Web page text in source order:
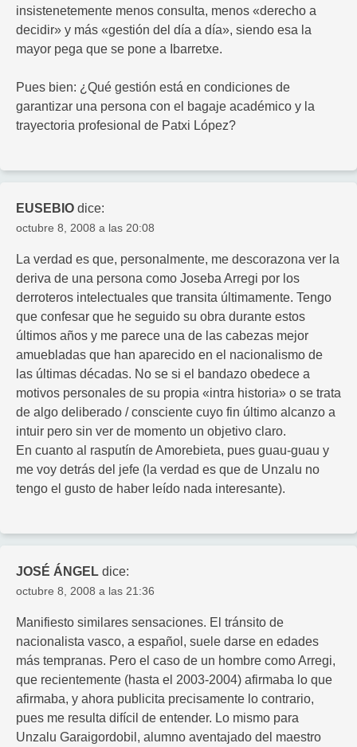
insistenetemente menos consulta, menos «derecho a
decidir» y más «gestión del día a día», siendo esa la
mayor pega que se pone a Ibarretxe.
Pues bien: ¿Qué gestión está en condiciones de
garantizar una persona con el bagaje académico y la
trayectoria profesional de Patxi López?
EUSEBIO dice:
octubre 8, 2008 a las 20:08
La verdad es que, personalmente, me descorazona ver la
deriva de una persona como Joseba Arregi por los
derroteros intelectuales que transita últimamente. Tengo
que confesar que he seguido su obra durante estos
últimos años y me parece una de las cabezas mejor
amuebladas que han aparecido en el nacionalismo de
las últimas décadas. No se si el bandazo obedece a
motivos personales de su propia «intra historia» o se trata
de algo deliberado / consciente cuyo fin último alcanzo a
intuir pero sin ver de momento un objetivo claro.
En cuanto al rasputín de Amorebieta, pues guau-guau y
me voy detrás del jefe (la verdad es que de Unzalu no
tengo el gusto de haber leído nada interesante).
JOSÉ ÁNGEL dice:
octubre 8, 2008 a las 21:36
Manifiesto similares sensaciones. El tránsito de
nacionalista vasco, a español, suele darse en edades
más tempranas. Pero el caso de un hombre como Arregi,
que recientemente (hasta el 2003-2004) afirmaba lo que
afirmaba, y ahora publicita precisamente lo contrario,
pues me resulta difícil de entender. Lo mismo para
Unzalu Garaigordobil, alumno aventajado del maestro